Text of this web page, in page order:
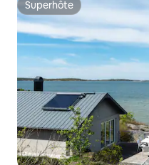
Superhôte
Superhôte